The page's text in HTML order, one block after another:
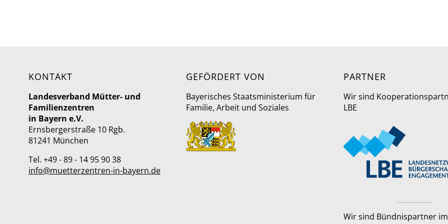
KONTAKT
Landesverband Mütter- und
Familienzentren
in Bayern e.V.
Ernsbergerstraße 10 Rgb.
81241 München
Tel. +49 - 89 - 14 95 90 38
info@muetterzentren-in-bayern.de
GEFÖRDERT VON
Bayerisches Staatsministerium für
Familie, Arbeit und Soziales
PARTNER
Wir sind
LBE
Wir sind Bündnispartner im